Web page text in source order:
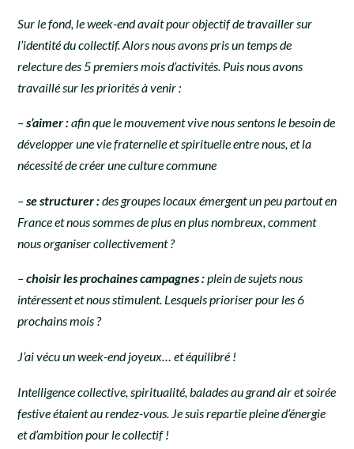
Sur le fond, le week-end avait pour objectif de travailler sur
l’identité du collectif. Alors nous avons pris un temps de
relecture des 5 premiers mois d’activités. Puis nous avons
travaillé sur les priorités à venir :
–s’aimer :afin que le mouvement vive nous sentons le besoin de
développer une vie fraternelle et spirituelle entre nous, et la
nécessité de créer une culture commune
–se structurer :des groupes locaux émergent un peu partout en
France et nous sommes de plus en plus nombreux, comment
nous organiser collectivement ?
–choisir les prochaines campagnes :plein de sujets nous
intéressent et nous stimulent. Lesquels prioriser pour les 6
prochains mois ?
J’ai vécu un week-end joyeux… et équilibré !
Intelligence collective, spiritualité, balades au grand air et soirée
festive étaient au rendez-vous. Je suis repartie pleine d’énergie
et d’ambition pour le collectif !